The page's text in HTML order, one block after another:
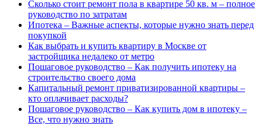
Сколько стоит ремонт пола в квартире 50 кв. м – полное
руководство по затратам
Ипотека – Важные аспекты, которые нужно знать перед
покупкой
Как выбрать и купить квартиру в Москве от
застройщика недалеко от метро
Пошаговое руководство – Как получить ипотеку на
строительство своего дома
Капитальный ремонт приватизированной квартиры –
кто оплачивает расходы?
Пошаговое руководство – Как купить дом в ипотеку –
Все, что нужно знать